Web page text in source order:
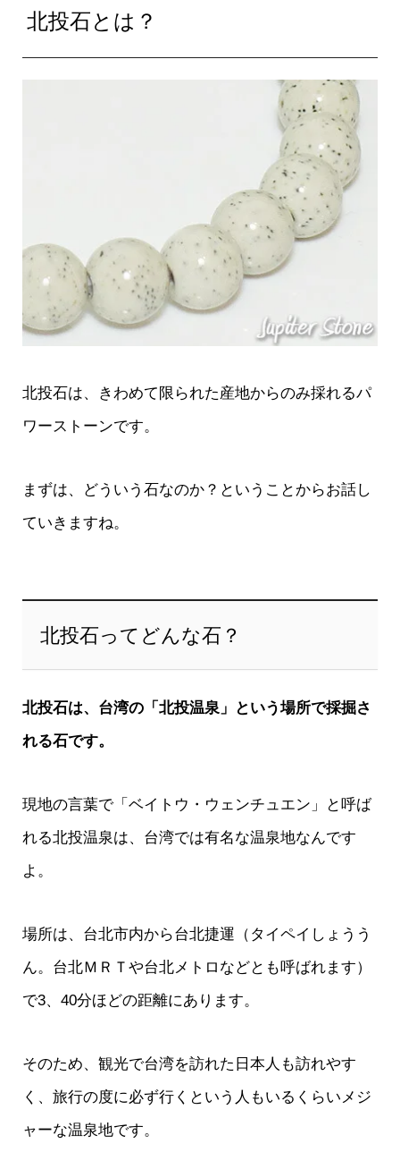
北投石とは？
北投石は、きわめて限られた産地からのみ採れるパ
ワーストーンです。
まずは、どういう石なのか？ということからお話し
ていきますね。
北投石ってどんな石？
北投石は、台湾の「北投温泉」という場所で採掘さ
れる石です。
現地の言葉で「ベイトウ・ウェンチュエン」と呼ば
れる北投温泉は、台湾では有名な温泉地なんです
よ。
場所は、台北市内から台北捷運（タイペイしょうう
ん。台北ＭＲＴや台北メトロなどとも呼ばれます）
で3、40分ほどの距離にあります。
そのため、観光で台湾を訪れた日本人も訪れやす
く、旅行の度に必ず行くという人もいるくらいメジ
ャーな温泉地です。